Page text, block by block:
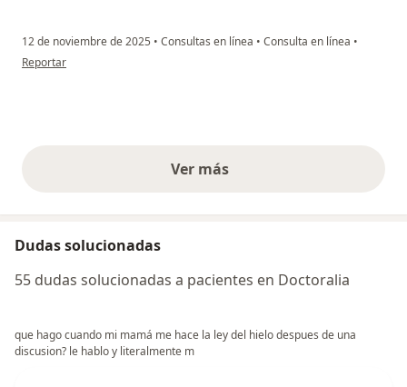
12 de noviembre de 2025 • Consultas en línea • Consulta en línea •
en opinión del usuario Margarita Rebollo
Reportar
Ver másopiniones anteriores
Dudas solucionadas
55 dudas solucionadas a pacientes en Doctoralia
que hago cuando mi mamá me hace la ley del hielo despues de una
discusion? le hablo y literalmente m